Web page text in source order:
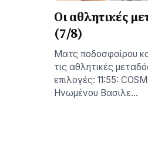
Οι αθλητικές
(7/8)
Ματς ποδοσφαίρου
τις αθλητικές
επιλογές: 11:55:
Ηνωμένου Βασιλε…